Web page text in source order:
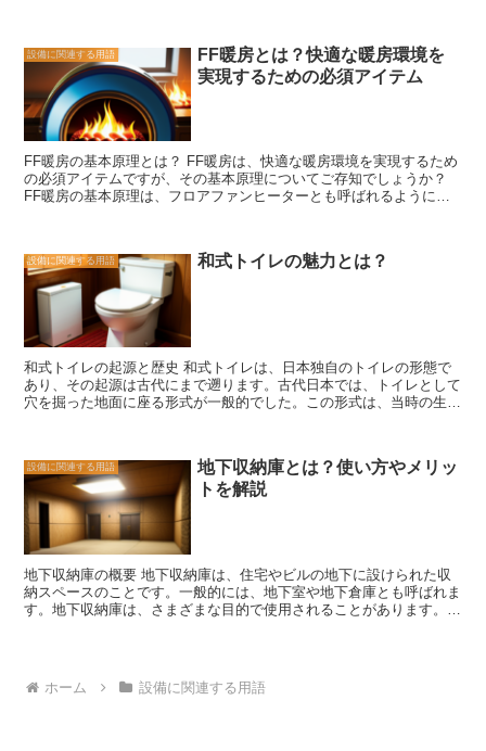
す。また、一部のモデルでは、温度調節やタイマー機能なども備わっ
ており、使いやすさも追求されています。 以上が、ドロップインコ
ンロの特徴です。リフォームや建築において、スタイリッシュで省ス
ペースな加熱機器をお探しの方には、ぜひドロップインコンロを検討
してみてください。
ムーズな流れを確保するために工夫されており、煙突の高さや直径な
どが重要な要素となります。 次に、煙突は換気の役割も果たしま
す。室内の空気は、燃焼によって酸素が消費され、二酸化炭素やその
他の有害なガスが発生します。煙突は、これらの室内の汚れた空気を
排出し、新鮮な空気を取り入れる役割を担っています。換気の効果的
な機能は、居住空間の快適さや健康に直結するため、煙突の設計やメ
ンテナンスは重要です。 最後に、煙突は火災の予防にも役立ちま
す。燃焼ガスや煙は、室内に留まると火災の原因となる可能性があり
ます。煙突は、これらの危険な物質を効果的に排出することで、火災
のリスクを低減する役割を果たしています。また、煙突の設計や材料
換気、火災の予防といった重要な機能を果たすことです。煙突の設計
やメンテナンスには注意が必要であり、専門家のアドバイスを受ける
ことをおすすめします。
設備に関連する用語
FF暖房とは？快適な暖房環境を
実現するための必須アイテム
FF暖房の基本原理とは？ FF暖房は、快適な暖房環境を実現するため
の必須アイテムですが、その基本原理についてご存知でしょうか？
FF暖房の基本原理は、フロアファンヒーターとも呼ばれるように、
第一に、床からの暖気は、人間の体温と近い温度であるため、より自
然な暖かさを感じることができます。また、床から上昇する暖気は、
部屋全体を均一に暖めることができるため、冷たい場所や温度差のあ
る場所がなくなります。 さらに、FF暖房はエネルギー効率にも優れ
ています。床から上昇する暖気は、天井までの距離が短いため、熱の
損失が少なくなります。そのため、より少ないエネルギーで効果的に
暖房することができます。 また、FF暖房は空気の循環も促進しま
す。床から上昇する暖気は、天井で冷やされることなく、再び床に戻
ります。この循環により、部屋全体の空気が均一に暖まり、ムレや湿
現するためには、適切なFF暖房器具の選択や設置場所の考慮が重要
です。ぜひ、自宅やオフィスでの暖房にFF暖房を取り入れてみてく
ださい。
設備に関連する用語 和式トイレの魅力とは？
和式トイレの起源と歴史 和式トイレは、日本独自のトイレの形態で
あり、その起源は古代にまで遡ります。古代日本では、トイレとして
穴を掘った地面に座る形式が一般的でした。この形式は、当時の生活
日本では、仏教の影響を受け、清潔さや禊（みそぎ）の考え方が重要
視されていました。そのため、寺院や貴族の邸宅などには、石造りの
便所が設置されていました。これが、和式トイレの初期の形態となり
ました。 江戸時代に入ると、和式トイレは一般の家庭にも普及しま
した。この時代には、便所の形状や構造が改良され、現代の和式トイ
レに近い形態が確立されました。また、この時代には、便座に木製の
板を使用するようになり、座り心地の改善が図られました。 明治時
代になると、西洋の便所の導入が進みましたが、和式トイレは日本の
伝統的な文化として守られ続けました。現代でも、和式トイレは一部
の家庭や公共施設で使用されており、その独特の形態や使い方が、日
です。また、和式トイレは節水効果もあり、環境にも優しい選択肢と
なっています。 和式トイレは、日本の伝統的な文化として大切にさ
設備に関連する用語
地下収納庫とは？使い方やメリッ
トを解説
地下収納庫の概要 地下収納庫は、住宅やビルの地下に設けられた収
納スペースのことです。一般的には、地下室や地下倉庫とも呼ばれま
す。地下収納庫は、さまざまな目的で使用されることがあります。
効活用することができます。また、地下は通常、冷暖房の影響を受け
にくいため、食品やワインなどの保存にも適しています。 さらに、
ホーム 設備に関連する用語